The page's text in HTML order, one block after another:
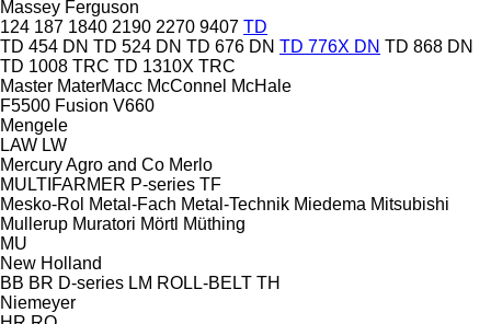
Massey Ferguson
124 187 1840 2190 2270 9407 TD
TD 454 DN TD 524 DN TD 676 DN TD 776X DN TD 868 DN
TD 1008 TRC TD 1310X TRC
Master MaterMacc McConnel McHale
F5500 Fusion V660
Mengele
LAW LW
Mercury Agro and Co Merlo
MULTIFARMER P-series TF
Mesko-Rol Metal-Fach Metal-Technik Miedema Mitsubishi
Mullerup Muratori Mörtl Müthing
MU
New Holland
BB BR D-series LM ROLL-BELT TH
Niemeyer